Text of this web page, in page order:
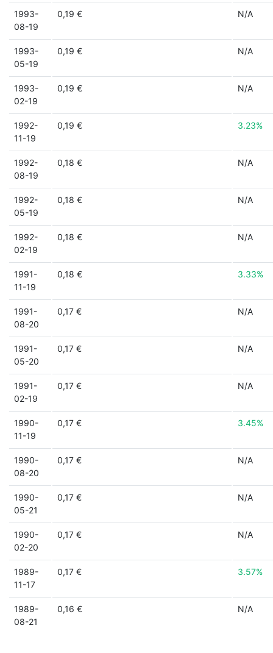
1993-
08-19
0,19 € N/A
1993-
05-19
0,19 € N/A
1993-
02-19
0,19 € N/A
1992-
11-19
0,19 € 3.23%
1992-
08-19
0,18 € N/A
1992-
05-19
0,18 € N/A
1992-
02-19
0,18 € N/A
1991-
11-19
0,18 € 3.33%
1991-
08-20
0,17 € N/A
1991-
05-20
0,17 € N/A
1991-
02-19
0,17 € N/A
1990-
11-19
0,17 € 3.45%
1990-
08-20
0,17 € N/A
1990-
05-21
0,17 € N/A
1990-
02-20
0,17 € N/A
1989-
11-17
0,17 € 3.57%
1989-
08-21
0,16 € N/A